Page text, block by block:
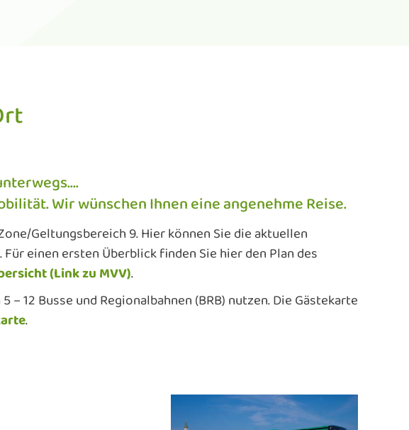
Wir wünschen Ihnen eine angenehme Reise.
Geltungsbereich 9. Hier können Sie die aktuellen
einen ersten Überblick finden Sie hier den Plan des
(Link zu MVV).
12 Busse und Regionalbahnen (BRB) nutzen. Die Gästekarte
.